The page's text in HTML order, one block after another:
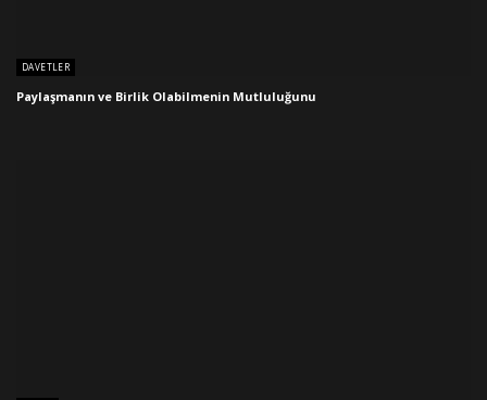
DAVETLER
Paylaşmanın ve Birlik Olabilmenin Mutluluğunu